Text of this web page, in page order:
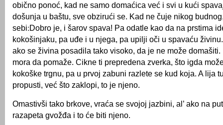
obično ponoć, kad ne samo domaćica već i svi u kući
došunja u baštu, sve obzirući se. Kad ne čuje nikog
sebi׃ Dobro je, i šarov spava! Pa odatle kao da na prstima ide, sve je bliže
kokošinjaku, pa uđe i u njega, pa upilji oči u spavaću
ako se živina posadila tako visoko, da je ne može
mora da pomaže. Cikne ti prepredena zverka, što igda
kokoške trgnu, pa u prvoj zabuni razlete se kud koja. A lija
propusti, već što zaklopi, to je njeno.
Omastivši tako brkove, vraća se svojoj jazbini, al’ ako na
razapeta gvožđa i to će biti njeno.